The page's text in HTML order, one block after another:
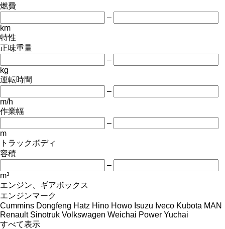
燃費
–
km
特性
正味重量
–
kg
運転時間
–
m/h
作業幅
–
m
トラックボディ
容積
–
m³
エンジン、ギアボックス
エンジンマーク
Cummins Dongfeng Hatz Hino Howo Isuzu Iveco Kubota MAN
Renault Sinotruk Volkswagen Weichai Power Yuchai
すべて表示